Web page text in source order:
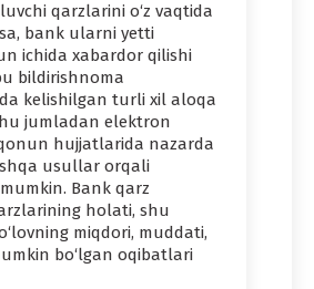
qarzlarini o‘z vaqtida
bank ularni yetti
ichida xabardor qilishi
bildirishnoma
kelishilgan turli xil aloqa
jumladan elektron
hujjatlarida nazarda
usullar orqali
Bank qarz
holati, shu
miqdori, muddati,
bo‘lgan oqibatlari